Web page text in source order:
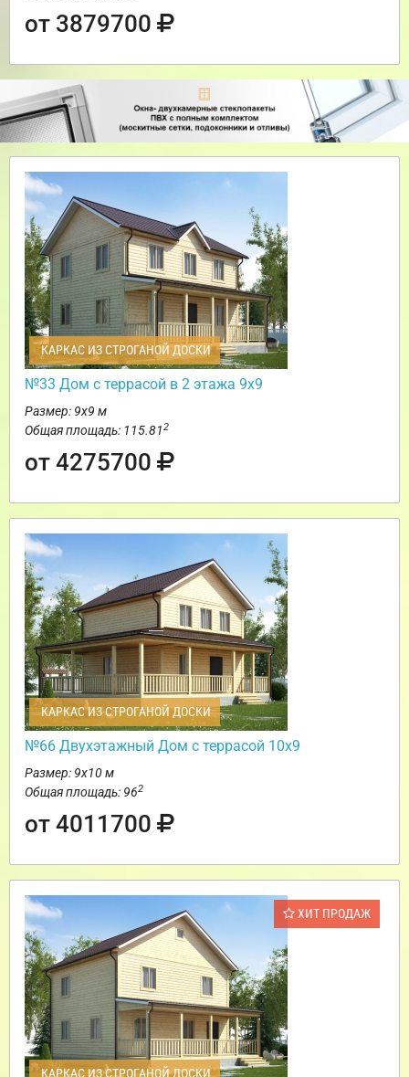
от 3879700
КАРКАС ИЗ СТРОГАНОЙ ДОСКИ
№33 Дом с террасой в 2 этажа 9х9
Размер: 9х9 м
Общая площадь: 115.812
от 4275700
КАРКАС ИЗ СТРОГАНОЙ ДОСКИ
№66 Двухэтажный Дом с террасой 10х9
Размер: 9х10 м
Общая площадь: 962
от 4011700
ХИТ ПРОДАЖ
КАРКАС ИЗ СТРОГАНОЙ ДОСКИ